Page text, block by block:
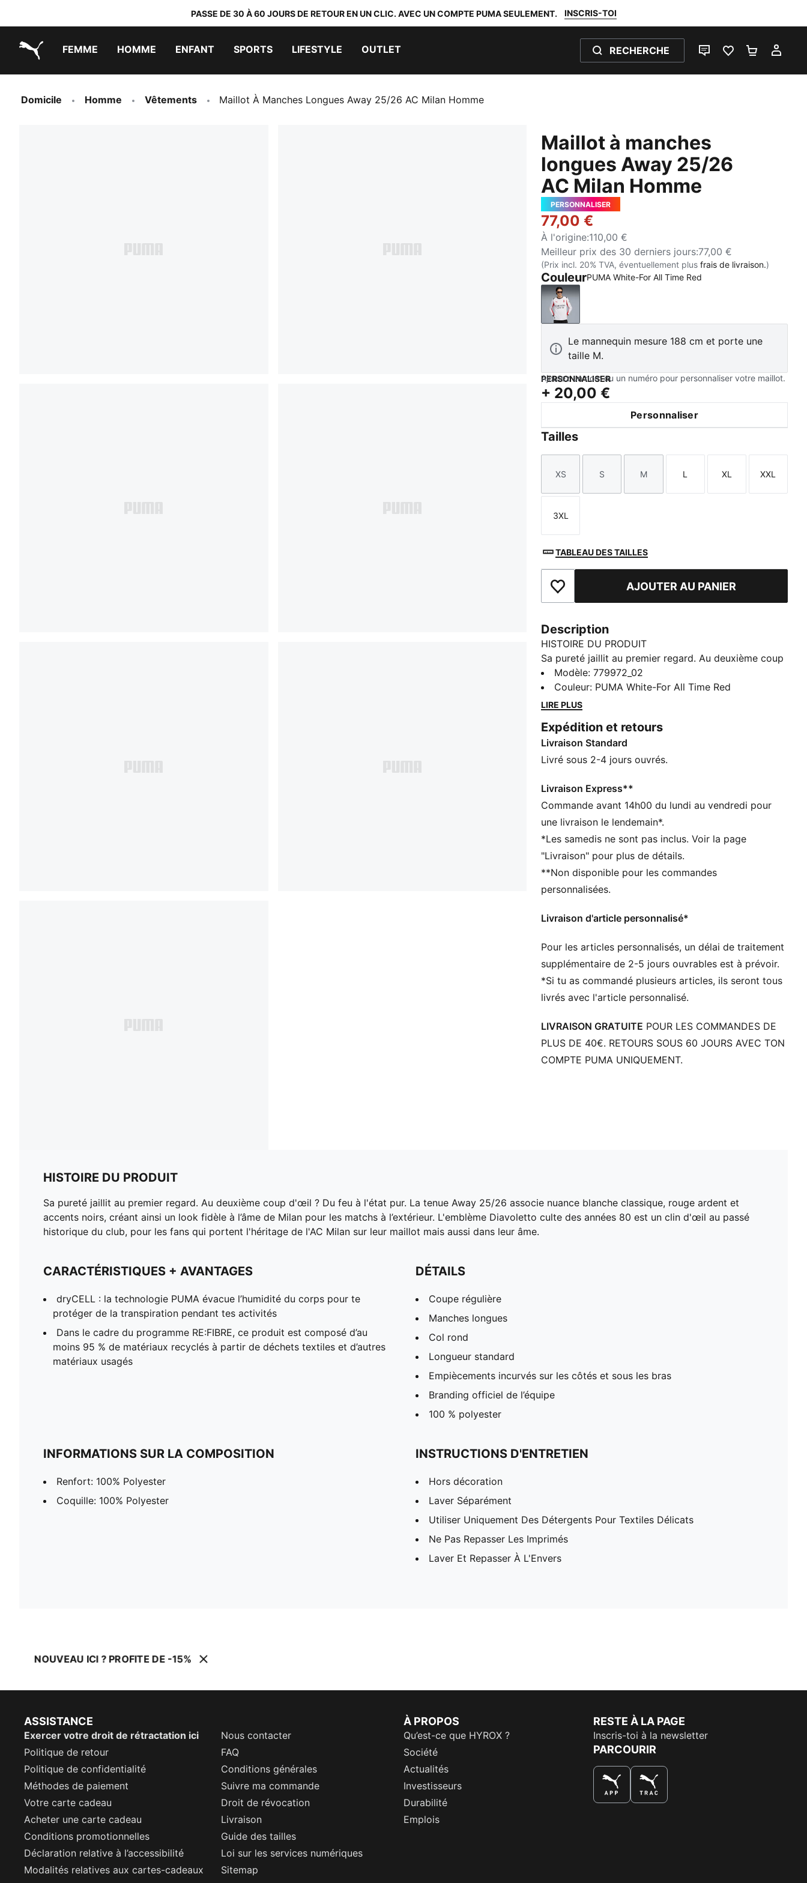
PASSE DE 30 À 60 JOURS DE RETOUR EN UN CLIC. AVEC UN COMPTE PUMA SEULEMENT. INSCRIS-TOI
FEMME HOMME ENFANT SPORTS LIFESTYLE OUTLET RECHERCHE
LIVE CHATFAVORIS 0PANIER 0
Domicile Homme Vêtements Maillot À Manches Longues Away 25/26 AC Milan Homme
Maillot à manches
longues Away 25/26
AC Milan Homme
PERSONNALISER
77,00 €
À l'origine:110,00 €
Meilleur prix des 30 derniers jours:77,00 €
(Prix incl. 20% TVA, éventuellement plusfrais de livraison.)
CouleurPUMA White-For All Time Red
PUMA White-For All Time Red
Le mannequin mesure 188 cm et porte une
taille M.
PERSONNALISER
Ajoutez un nom ou un numéro pour personnaliser votre maillot.
+ 20,00 €
Personnaliser
Tailles
Taille
XS
Taille
S
Taille
M
Taille
L
Taille
XL
Taille
XXL
Taille
3XL
TABLEAU DES TAILLES
Ajouter aux favorisAJOUTER AU PANIER
Description
HISTOIRE DU PRODUIT
Sa pureté jaillit au premier regard. Au deuxième coup
d'œil ? Du feu à l'état pur. La tenue Away 25/26
associe nuance blanche classique, rouge ardent et
accents noirs, créant ainsi un look fidèle à l’âme de
Diavoletto culte des années 80 est un clin d'œil au
passé historique du club, pour les fans qui portent
l'héritage de l'AC Milan sur leur maillot mais aussi
CARACTÉRISTIQUES + AVANTAGES
dryCELL : la technologie PUMA évacue l’humidité du
corps pour te protéger de la transpiration pendant
Dans le cadre du programme RE:FIBRE, ce produit est
composé d’au moins 95 % de matériaux recyclés à
partir de déchets textiles et d’autres matériaux
usagés
Coupe régulière
Col rond
Longueur standard
Empiècements incurvés sur les côtés et sous les bras
Branding officiel de l’équipe
100 % polyester
Modèle:779972_02
Couleur: PUMA White-For All Time Red
LIRE PLUS
Expédition et retours
Livraison Standard
Livré sous 2-4 jours ouvrés.
Livraison Express**
Commande avant 14h00 du lundi au vendredi pour
une livraison le lendemain*.
*Les samedis ne sont pas inclus. Voir la page
"Livraison" pour plus de détails.
**Non disponible pour les commandes
personnalisées.
Livraison d'article personnalisé*
Pour les articles personnalisés, un délai de traitement
supplémentaire de 2-5 jours ouvrables est à prévoir.
*Si tu as commandé plusieurs articles, ils seront tous
livrés avec l'article personnalisé.
LIVRAISON GRATUITE POUR LES COMMANDES DE
PLUS DE 40€. RETOURS SOUS 60 JOURS AVEC TON
COMPTE PUMA UNIQUEMENT.
HISTOIRE DU PRODUIT
Sa pureté jaillit au premier regard. Au deuxième coup d'œil ? Du feu à l'état pur. La tenue Away 25/26 associe nuance blanche classique, rouge ardent et
accents noirs, créant ainsi un look fidèle à l’âme de Milan pour les matchs à l’extérieur. L'emblème Diavoletto culte des années 80 est un clin d'œil au passé
historique du club, pour les fans qui portent l'héritage de l'AC Milan sur leur maillot mais aussi dans leur âme.
CARACTÉRISTIQUES + AVANTAGES
dryCELL : la technologie PUMA évacue l’humidité du corps pour te
protéger de la transpiration pendant tes activités
Dans le cadre du programme RE:FIBRE, ce produit est composé d’au
moins 95 % de matériaux recyclés à partir de déchets textiles et d’autres
matériaux usagés
DÉTAILS
Coupe régulière
Manches longues
Col rond
Longueur standard
Empiècements incurvés sur les côtés et sous les bras
Branding officiel de l’équipe
100 % polyester
INFORMATIONS SUR LA COMPOSITION
Renfort: 100% Polyester
Coquille: 100% Polyester
INSTRUCTIONS D'ENTRETIEN
Hors décoration
Laver Séparément
Utiliser Uniquement Des Détergents Pour Textiles Délicats
Ne Pas Repasser Les Imprimés
Laver Et Repasser À L'Envers
NOUVEAU ICI ? PROFITE DE -15%
ASSISTANCE
Exercer votre droit de rétractation ici
Nous contacter
Politique de retour
FAQ
Politique de confidentialité
Conditions générales
Méthodes de paiement
Suivre ma commande
Votre carte cadeau
Droit de révocation
Acheter une carte cadeau
Livraison
Conditions promotionnelles
Guide des tailles
Déclaration relative à l’accessibilité
Loi sur les services numériques
Modalités relatives aux cartes-cadeaux
Sitemap
À PROPOS
Qu’est-ce que HYROX ?
Société
Actualités
Investisseurs
Durabilité
Emplois
RESTE À LA PAGE
Inscris-toi à la newsletter
PARCOURIR